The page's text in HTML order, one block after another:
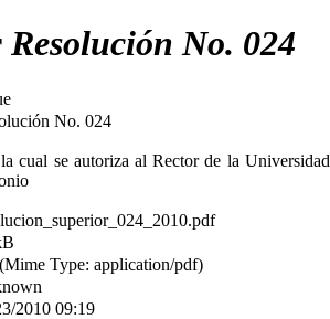
Resolución No. 024
No. 024
cual se autoriza al Rector de la Universidad
Type: application/pdf)
2010 09:19